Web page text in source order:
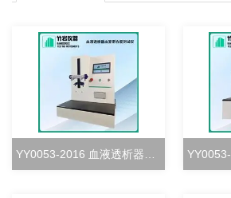
YY0053-2016 血液透析器血室密合度测试仪